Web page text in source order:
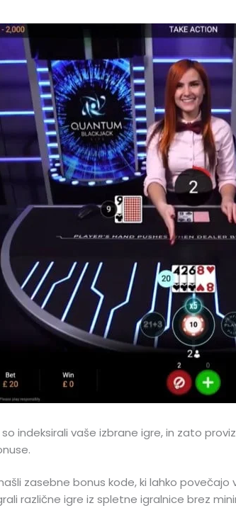
indeksirali vaše izbrane igre, in zato
zasebne bonus kode, ki lahko
različne igre iz spletne igralnice brez